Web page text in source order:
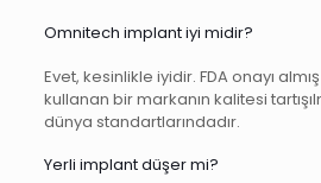
Omnitech implant iyi midir?
Evet, kesinlikle iyidir. FDA onayı
kullanan bir markanın kalitesi
dünya standartlarındadır.
Yerli implant düşer mi?